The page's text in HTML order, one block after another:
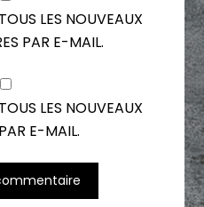
LES NOUVEAUX
PAR E-MAIL.
LES NOUVEAUX
E-MAIL.